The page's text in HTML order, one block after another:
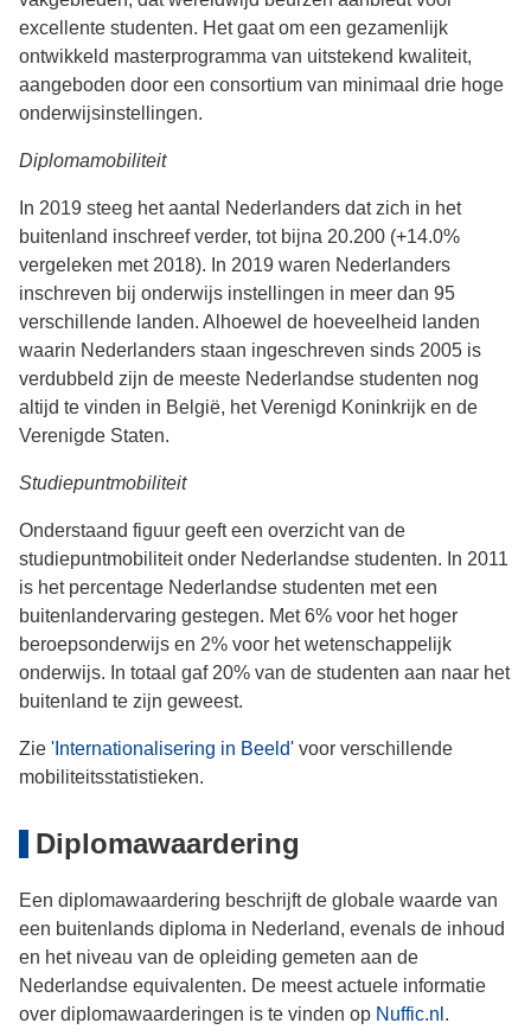
excellente studenten. Het gaat om een gezamenlijk
ontwikkeld masterprogramma van uitstekend kwaliteit,
aangeboden door een consortium van minimaal drie hoge
onderwijsinstellingen.
Diplomamobiliteit
In 2019 steeg het aantal Nederlanders dat zich in het
buitenland inschreef verder, tot bijna 20.200 (+14.0%
vergeleken met 2018). In 2019 waren Nederlanders
inschreven bij onderwijs instellingen in meer dan 95
verschillende landen. Alhoewel de hoeveelheid landen
waarin Nederlanders staan ingeschreven sinds 2005 is
verdubbeld zijn de meeste Nederlandse studenten nog
altijd te vinden in België, het Verenigd Koninkrijk en de
Verenigde Staten.
Studiepuntmobiliteit
Onderstaand figuur geeft een overzicht van de
studiepuntmobiliteit onder Nederlandse studenten. In 2011
is het percentage Nederlandse studenten met een
buitenlandervaring gestegen. Met 6% voor het hoger
beroepsonderwijs en 2% voor het wetenschappelijk
onderwijs. In totaal gaf 20% van de studenten aan naar het
buitenland te zijn geweest.
Zie 'Internationalisering in Beeld' voor verschillende
mobiliteitsstatistieken.
Diplomawaardering
Een diplomawaardering beschrijft de globale waarde van
een buitenlands diploma in Nederland, evenals de inhoud
en het niveau van de opleiding gemeten aan de
Nederlandse equivalenten. De meest actuele informatie
over diplomawaarderingen is te vinden op Nuffic.nl .